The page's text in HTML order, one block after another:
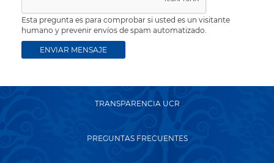
Esta pregunta es para comprobar si usted es un visitante
humano y prevenir envíos de spam automatizado.
TRANSPARENCIA UCR
PREGUNTAS FRECUENTES